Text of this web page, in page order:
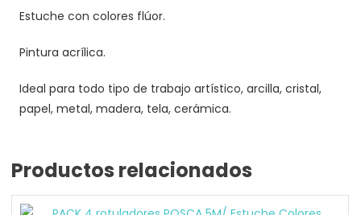
Estuche con colores flúor.
Pintura acrílica.
Ideal para todo tipo de trabajo artístico, arcilla, cristal,
papel, metal, madera, tela, cerámica.
Productos relacionados